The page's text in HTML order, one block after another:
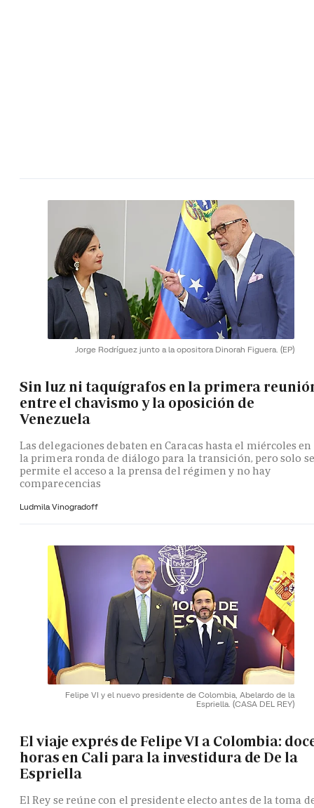
Jorge Rodríguez junto a la opositora Dinorah Figuera. (EP)
Sin luz ni taquígrafos en la primera
entre el chavismo y la oposición de
Venezuela
Las delegaciones debaten en Caracas hasta el miércoles en
la primera ronda de diálogo para la transición, pero solo se
permite el acceso a la prensa del régimen y no hay
comparecencias
Ludmila Vinogradoff
Felipe VI y el nuevo presidente de Colombia, Abelardo de la
Espriella. (CASA DEL REY)
El viaje exprés de Felipe VI a Colombia:
horas en Cali para la investidura de De la
Espriella
El Rey se reúne con el presidente electo antes de la toma